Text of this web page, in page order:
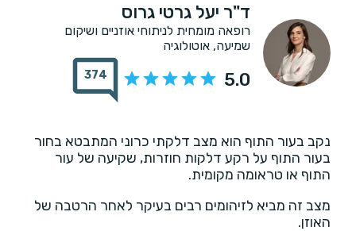
ד"ר יעל גרטי גרוס
רופאה מומחית לניתוחי אוזניים ושיקום
שמיעה, אוטולוגיה
5.0
374
נקב בעור התוף הוא מצב דלקתי כרוני המתבטא בחור
בעור התוף על רקע דלקות חוזרות, שקיעה של עור
התוף או טראומה מקומית.
מצב זה מביא לזיהומים רבים בעיקר לאחר הרטבה של
האוזן.